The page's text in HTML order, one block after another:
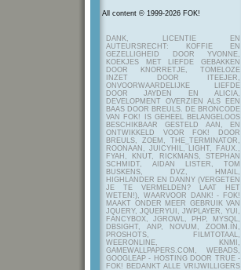
All content © 1999-2026 FOK!
DANK, LICENTIE EN
AUTEURSRECHT: KOFFIE EN
GEZELLIGHEID DOOR YVONNE,
KOEKJES MET LIEFDE GEBAKKEN
DOOR KNORRETJE, TOMELOZE
INZET DOOR ITEEJER,
ONVOORWAARDELIJKE LIEFDE
DOOR JAYDEN EN ALICIA,
DEVELOPMENT OVERZIEN ALS EEN
BAAS DOOR BREULS. DE BRONCODE
VAN FOK! IS GEHEEL BELANGELOOS
BESCHIKBAAR GESTELD AAN, EN
ONTWIKKELD VOOR FOK! DOOR
BREULS, ZOEM, THE_TERMINATOR,
ROONAAN, JUICYHIL, LIGHT, FAUX.,
FYAH, KNUT, RICKMANS, STEPHAN
SCHMIDT, AIDAN LISTER, TOM
BUSKENS, DVZ, HMAIL,
HIGHLANDER EN DANNY (VERGETEN
JE TE VERMELDEN? LAAT HET
WETEN!), WAARVOOR DANK! - FOK!
MAAKT ONDER MEER GEBRUIK VAN
JQUERY, JQUERYUI, JWPLAYER, YUI,
FANCYBOX, JGROWL, PHP, MYSQL,
DBSIGHT, ANP, NOVUM, ZOOM.IN,
PROSHOTS, FILMTOTAAL,
WEERONLINE, KNMI,
GAMEWALLPAPERS.COM, WEBADS,
GOOGLEAP - HOSTING DOOR TRUE -
FOK! BEDANKT ALLE VRIJWILLIGERS